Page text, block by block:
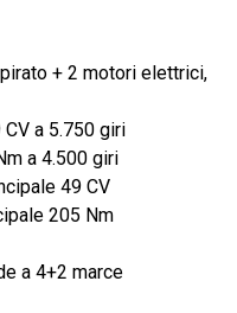
+ 2 motori elettrici,
a 5.750 giri
a 4.500 giri
49 CV
205 Nm
a 4+2 marce